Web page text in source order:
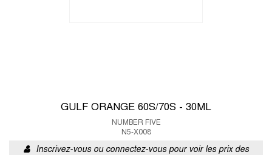
GULF ORANGE 60S/70S - 30ML
NUMBER FIVE
N5-X008
Inscrivez-vous ou connectez-vous pour voir les prix des